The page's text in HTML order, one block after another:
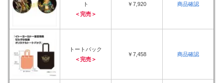
ト
＜完売＞
￥7,920 商品確認
トートバック
＜完売＞
￥7,458 商品確認